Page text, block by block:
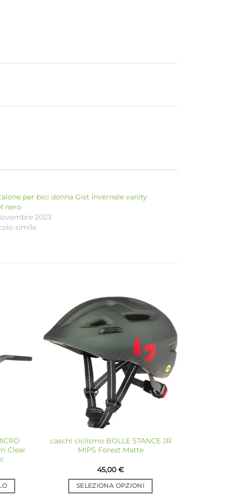
per bici donna Gist invernale vanity
nero
2023
simile
Clear
Aggiungi
desideri
caschi ciclismo BOLLE STANCE JR
MIPS Forest Matte
45,00€
SELEZIONA OPZIONI